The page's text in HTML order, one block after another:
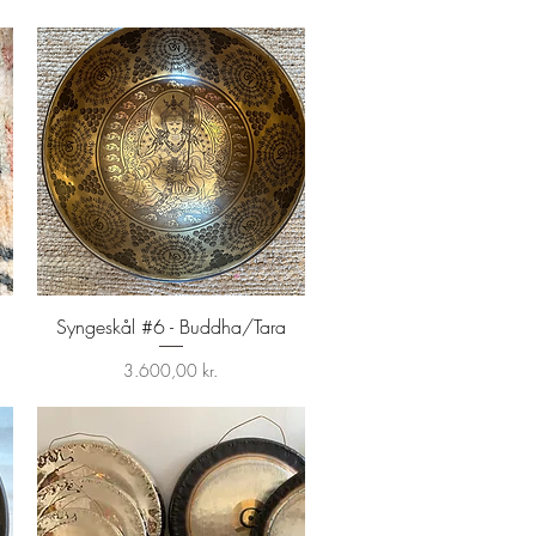
Hurtigvisning
Syngeskål #6 - Buddha/Tara
Pris
3.600,00 kr.